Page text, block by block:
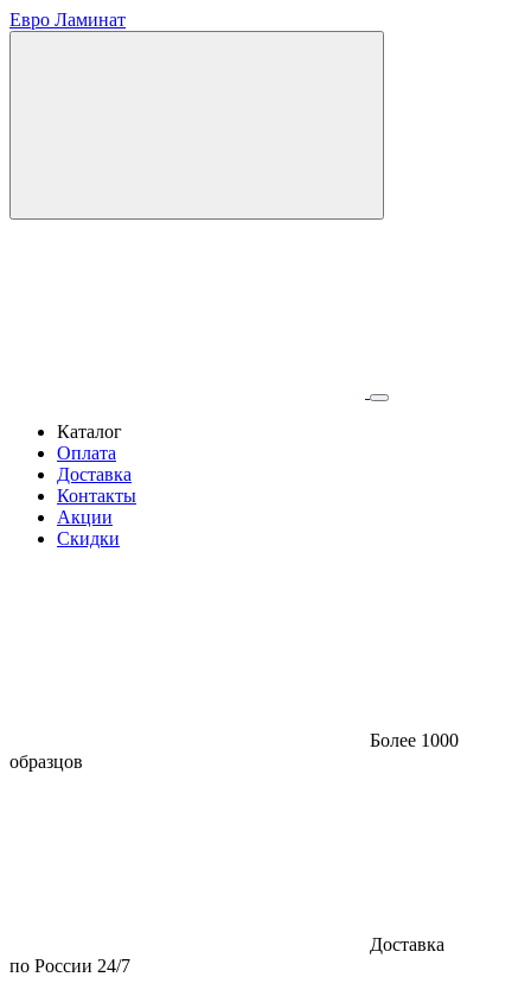
Евро Ламинат
Каталог
Оплата
Доставка
Контакты
Акции
Скидки
Более 1000
образцов
Доставка
по России 24/7